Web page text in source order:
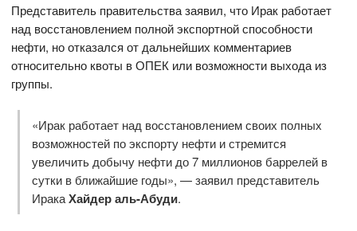
Представитель правительства заявил, что Ирак работает
над восстановлением полной экспортной способности
нефти, но отказался от дальнейших комментариев
относительно квоты в ОПЕК или возможности выхода из
группы.
«Ирак работает над восстановлением своих полных
возможностей по экспорту нефти и стремится
увеличить добычу нефти до 7 миллионов баррелей в
сутки в ближайшие годы», — заявил представитель
ИракаХайдер аль-Абуди.